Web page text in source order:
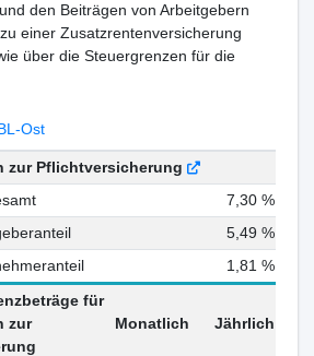
den Beiträgen von Arbeitgebern
einer Zusatzrentenversicherung
über die Steuergrenzen für die
Ost
zur Pflichtversicherung
7,30 %
5,49 %
1,81 %
für
zur
Monatlich Jährlich